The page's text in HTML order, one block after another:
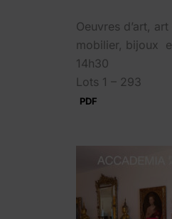
Oeuvres d’art,
mobilier, bijoux
14h30
Lots 1 – 293
PDF